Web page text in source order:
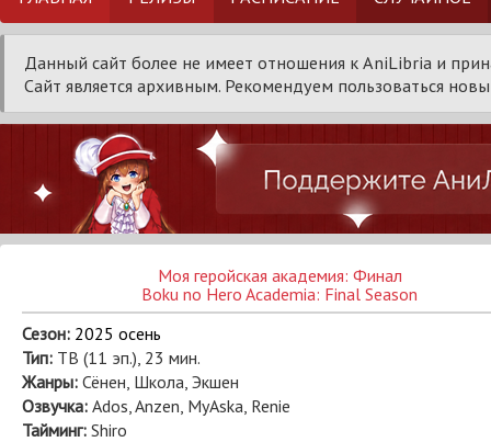
Данный сайт более не имеет отношения к AniLibria и
Сайт является архивным. Рекомендуем пользоваться
Моя геройская академия: Финал
Boku no Hero Academia: Final Season
Сезон: 2025 осень
Тип: ТВ (11 эп.), 23 мин.
Жанры: Сёнен, Школа, Экшен
Озвучка: Ados, Anzen, MyAska, Renie
Тайминг: Shiro